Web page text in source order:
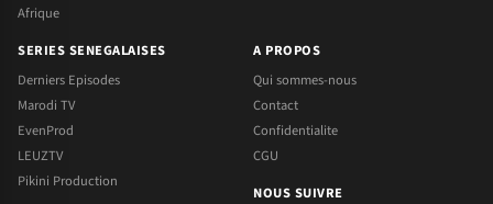
Afrique
SERIES SENEGALAISES
Derniers Episodes
Marodi TV
EvenProd
LEUZTV
Pikini Production
A PROPOS
Qui sommes-nous
Contact
Confidentialite
CGU
NOUS SUIVRE